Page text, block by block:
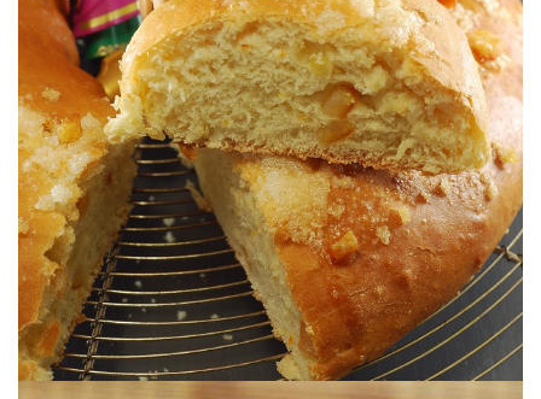
ROSCÓN DE REYES VEGANO (con
aceite de oliva)
Una alternativa vegana fantástica.